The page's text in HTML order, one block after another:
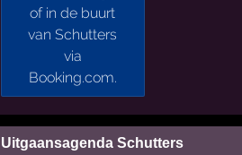
Uitgaansagenda Schutters